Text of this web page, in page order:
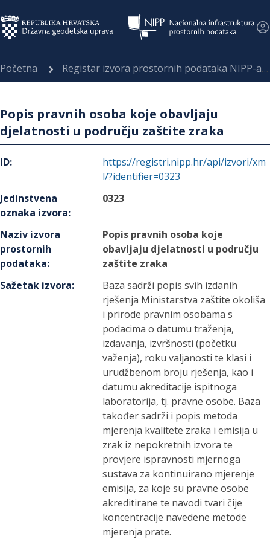
Početna Registar izvora prostornih podataka NIPP-a
Popis pravnih osoba koje obavljaju
djelatnosti u području zaštite zraka
ID:
https://registri.nipp.hr/api/izvori/xm
l/?identifier=0323
Jedinstvena
oznaka izvora:
0323
Naziv izvora
prostornih
podataka:
Popis pravnih osoba koje
obavljaju djelatnosti u području
zaštite zraka
Sažetak izvora:
Baza sadrži popis svih izdanih
rješenja Ministarstva zaštite okoliša
i prirode pravnim osobama s
podacima o datumu traženja,
izdavanja, izvršnosti (početku
važenja), roku valjanosti te klasi i
urudžbenom broju rješenja, kao i
datumu akreditacije ispitnoga
laboratorija, tj. pravne osobe. Baza
također sadrži i popis metoda
mjerenja kvalitete zraka i emisija u
zrak iz nepokretnih izvora te
provjere ispravnosti mjernoga
sustava za kontinuirano mjerenje
emisija, za koje su pravne osobe
akreditirane te navodi tvari čije
koncentracije navedene metode
mjerenja prate.